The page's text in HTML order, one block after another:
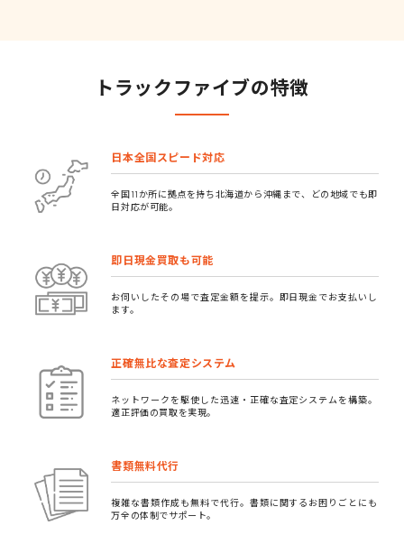
トラックファイブの特徴
日本全国スピード対応
全国11か所に拠点を持ち北海道から沖縄まで、どの地域でも即
日対応が可能。
即日現金買取も可能
お伺いしたその場で査定金額を提示。即日現金でお支払いし
ます。
正確無比な査定システム
ネットワークを駆使した迅速・正確な査定システムを構築。
適正評価の買取を実現。
書類無料代行
複雑な書類作成も無料で代行。書類に関するお困りごとにも
万全の体制でサポート。